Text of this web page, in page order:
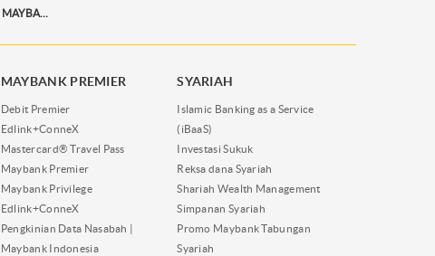
MAYBANK INDONESIA KEMBALI HADIRKAN MAYBANK MARATHON 2022
MAYBANK PREMIER
Debit Premier
Edlink+ConneX
Mastercard® Travel Pass
Maybank Premier
Maybank Privilege
Edlink+ConneX
Pengkinian Data Nasabah |
Maybank Indonesia
SYARIAH
Islamic Banking as a Service
(iBaaS)
Investasi Sukuk
Reksa dana Syariah
Shariah Wealth Management
Simpanan Syariah
Promo Maybank Tabungan
Syariah